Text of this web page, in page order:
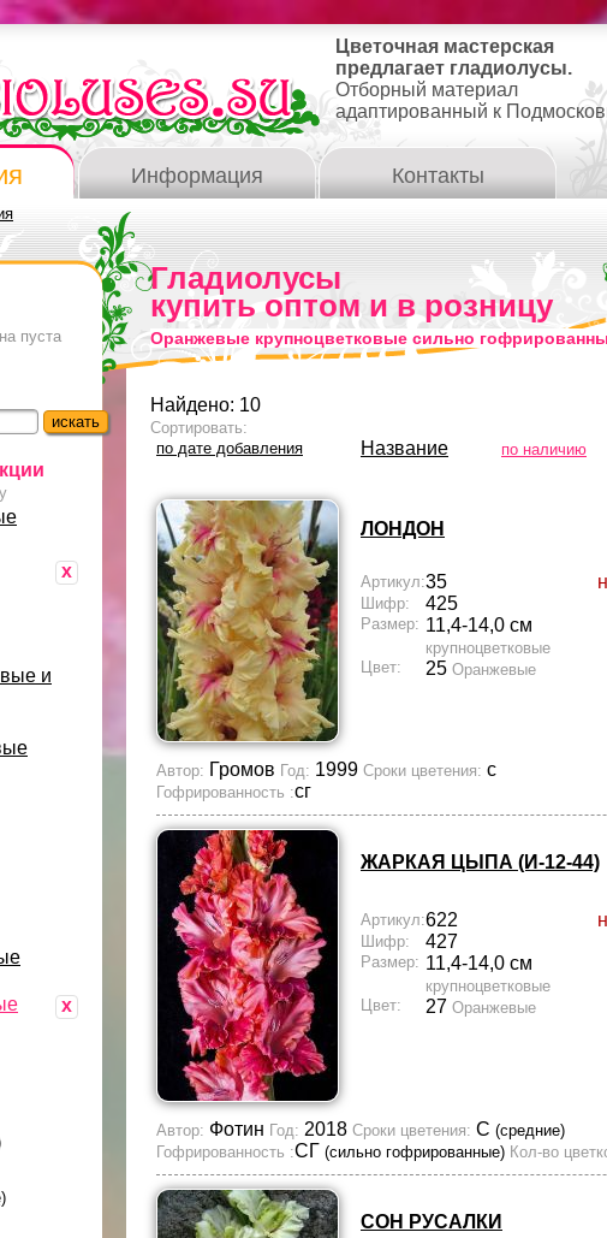
Цветочная мастерская
предлагает гладиолусы.
Отборный материал
адаптированный к
Информация Контакты
пуста
x
и
x
Гладиолусы
купить оптом и в розницу
Оранжевые крупноцветковые сильно
Найдено: 10
Сортировать:
по дате добавления
Название по наличию
ЛОНДОН
Артикул:35
Шифр: 425
Размер: 11,4-14,0 см
крупноцветковые
Цвет:
25 Оранжевые
Автор: Громов Год: 1999 Сроки цветения: с
Гофрированность :сг
ЖАРКАЯ ЦЫПА (И-12-44)
Артикул:622
Шифр: 427
Размер: 11,4-14,0 см
крупноцветковые
Цвет:
27 Оранжевые
Автор: Фотин Год: 2018 Сроки цветения: С (средние)
Гофрированность :СГ (сильно гофрированные) Кол-во
СОН РУСАЛКИ